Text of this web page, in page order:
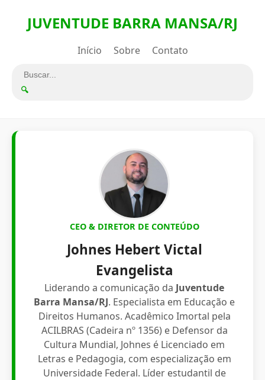
JUVENTUDE BARRA MANSA/RJ
Início Sobre Contato
🔍
CEO & DIRETOR DE CONTEÚDO
Johnes Hebert Victal
Evangelista
Liderando a comunicação da Juventude
Barra Mansa/RJ. Especialista em Educação e
Direitos Humanos. Acadêmico Imortal pela
ACILBRAS (Cadeira nº 1356) e Defensor da
Cultura Mundial, Johnes é Licenciado em
Letras e Pedagogia, com especialização em
Universidade Federal. Líder estudantil de